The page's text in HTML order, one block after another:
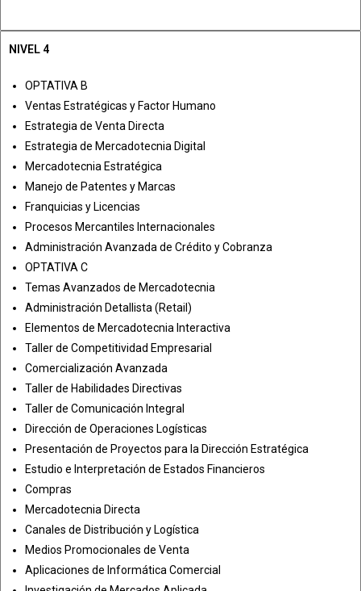
NIVEL 4
OPTATIVA B
Ventas Estratégicas y Factor Humano
Estrategia de Venta Directa
Estrategia de Mercadotecnia Digital
Mercadotecnia Estratégica
Manejo de Patentes y Marcas
Franquicias y Licencias
Procesos Mercantiles Internacionales
Administración Avanzada de Crédito y Cobranza
OPTATIVA C
Temas Avanzados de Mercadotecnia
Administración Detallista (Retail)
Elementos de Mercadotecnia Interactiva
Taller de Competitividad Empresarial
Comercialización Avanzada
Taller de Habilidades Directivas
Taller de Comunicación Integral
Dirección de Operaciones Logísticas
Presentación de Proyectos para la Dirección Estratégica
Estudio e Interpretación de Estados Financieros
Compras
Mercadotecnia Directa
Canales de Distribución y Logística
Medios Promocionales de Venta
Aplicaciones de Informática Comercial